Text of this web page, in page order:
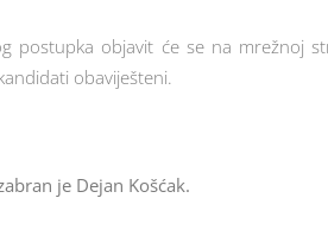
postupka objavit će se na mrežnoj
obaviješteni.
je Dejan Košćak.